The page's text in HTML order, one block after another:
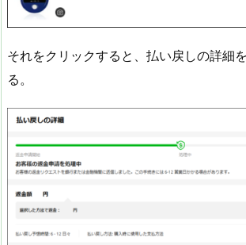
それをクリックすると、払い戻しの詳細
る。